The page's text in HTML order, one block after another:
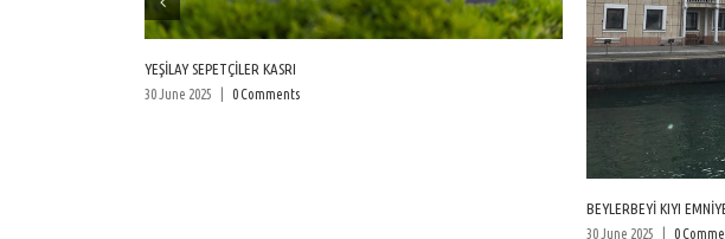
AFAD EĞİTİM MERKEZİ /
30 June 2025 | 0 Comments